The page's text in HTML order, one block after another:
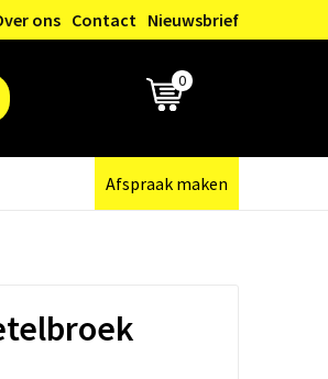
ons Contact Nieuwsbrief
0
Afspraak maken